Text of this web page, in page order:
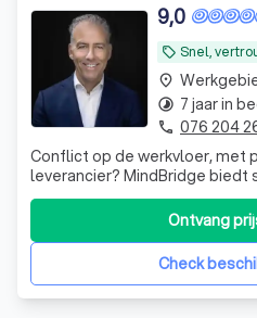
local_offer Snel,
9,0
Conflict op de werkvloer, met
leverancier? MindBridge biedt
resultaat. MfN-mediator met
Check
Ontvang
place
timelapse 7 jaar in
phone 076 204